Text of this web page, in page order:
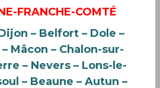
FRANCHE-COMTÉ
– Belfort – Dole –
Mâcon – Chalon-sur-
– Nevers – Lons-le-
– Beaune – Autun –